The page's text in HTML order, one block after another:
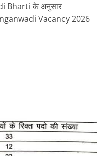
Bharti के अनुसार
Anganwadi Vacancy 2026